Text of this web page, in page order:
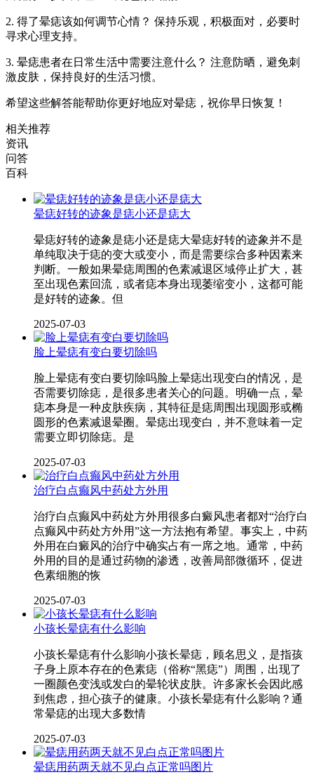
2. 得了晕痣该如何调节心情？ 保持乐观，积极面对，必要时
寻求心理支持。
3. 晕痣患者在日常生活中需要注意什么？ 注意防晒，避免刺
激皮肤，保持良好的生活习惯。
希望这些解答能帮助你更好地应对晕痣，祝你早日恢复！
相关推荐
资讯
问答
百科
晕痣好转的迹象是痣小还是痣大
晕痣好转的迹象是痣小还是痣大晕痣好转的迹象并不是
单纯取决于痣的变大或变小，而是需要综合多种因素来
判断。一般如果晕痣周围的色素减退区域停止扩大，甚
至出现色素回流，或者痣本身出现萎缩变小，这都可能
是好转的迹象。但
2025-07-03
脸上晕痣有变白要切除吗
脸上晕痣有变白要切除吗脸上晕痣出现变白的情况，是
否需要切除痣，是很多患者关心的问题。明确一点，晕
痣本身是一种皮肤疾病，其特征是痣周围出现圆形或椭
圆形的色素减退晕圈。晕痣出现变白，并不意味着一定
需要立即切除痣。是
2025-07-03
治疗白点癫风中药处方外用
治疗白点癫风中药处方外用很多白癜风患者都对“治疗白
点癫风中药处方外用”这一方法抱有希望。事实上，中药
外用在白癜风的治疗中确实占有一席之地。通常，中药
外用的目的是通过药物的渗透，改善局部微循环，促进
色素细胞的恢
2025-07-03
小孩长晕痣有什么影响
小孩长晕痣有什么影响小孩长晕痣，顾名思义，是指孩
子身上原本存在的色素痣（俗称“黑痣”）周围，出现了
一圈颜色变浅或发白的晕轮状皮肤。许多家长会因此感
到焦虑，担心孩子的健康。小孩长晕痣有什么影响？通
常晕痣的出现大多数情
2025-07-03
晕痣用药两天就不见白点正常吗图片